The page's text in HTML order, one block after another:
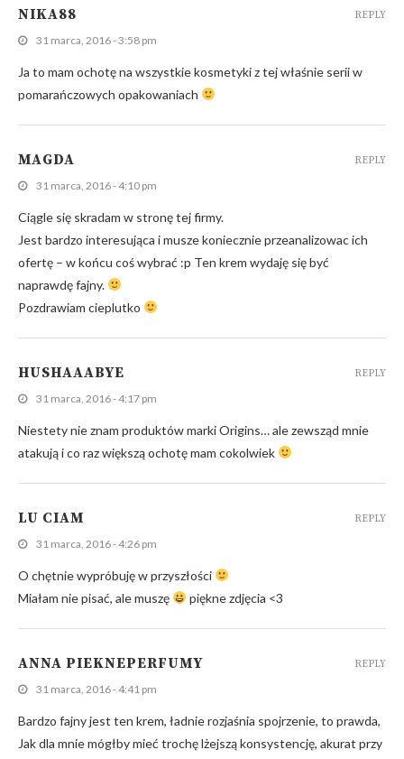
NIKA88
31 marca, 2016 - 3:58 pm
Ja to mam ochotę na wszystkie kosmetyki z tej właśnie serii w
pomarańczowych opakowaniach
REPLY
MAGDA
31 marca, 2016 - 4:10 pm
Ciągle się skradam w stronę tej firmy.
Jest bardzo interesująca i musze koniecznie przeanalizowac ich
ofertę – w końcu coś wybrać :p Ten krem wydaję się być
naprawdę fajny.
Pozdrawiam cieplutko
REPLY
HUSHAAABYE
31 marca, 2016 - 4:17 pm
Niestety nie znam produktów marki Origins… ale zewsząd mnie
atakują i co raz większą ochotę mam cokolwiek
REPLY
LU CIAM
31 marca, 2016 - 4:26 pm
O chętnie wypróbuję w przyszłości
Miałam nie pisać, ale muszę
piękne zdjęcia <3
REPLY
ANNA PIEKNEPERFUMY
31 marca, 2016 - 4:41 pm
Bardzo fajny jest ten krem, ładnie rozjaśnia spojrzenie, to prawda,
Jak dla mnie mógłby mieć trochę lżejszą konsystencję, akurat przy
REPLY